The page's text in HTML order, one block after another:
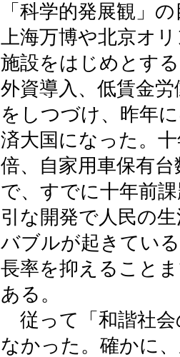
「科学的発展観」
上海万博や北京オ
施設をはじめとす
外資導入、低賃金
をしつづけ、昨年
済大国になった。
倍、自家用車保有
で、すでに十年前
引な開発で人民の
バブルが起きてい
長率を抑えること
ある。
従って「和諧社会
なかった。確かに